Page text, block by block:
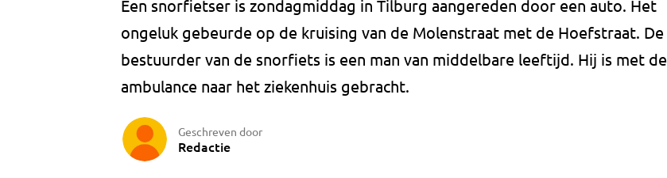
Een snorfietser is zondagmiddag in Tilburg aangereden door een auto. Het
ongeluk gebeurde op de kruising van de Molenstraat met de Hoefstraat. De
bestuurder van de snorfiets is een man van middelbare leeftijd. Hij is met de
ambulance naar het ziekenhuis gebracht.
Geschreven door
Redactie